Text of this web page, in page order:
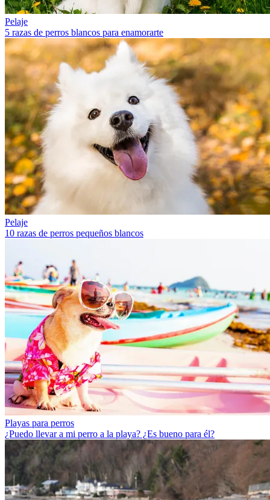
Pelaje
5 razas de perros blancos para enamorarte
Pelaje
10 razas de perros pequeños blancos
Playas para perros
¿Puedo llevar a mi perro a la playa? ¿Es bueno para él?